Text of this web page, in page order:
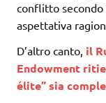
conflitto secondo
aspettativa
D’altro canto, il
Endowment
élite” sia